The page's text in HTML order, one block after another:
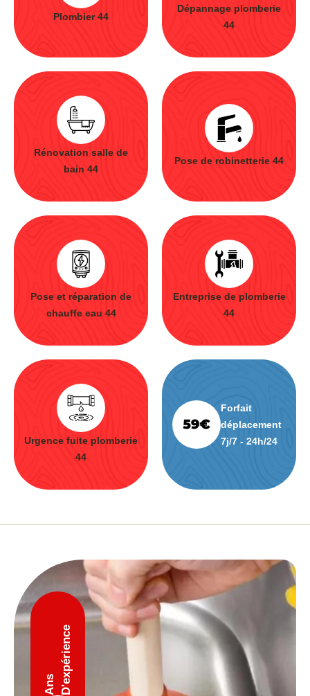
Plombier 44
Dépannage plomberie
44
Rénovation salle de
bain 44
Pose de robinetterie 44
Pose et réparation de
chauffe eau 44
Entreprise de plomberie
44
Urgence fuite plomberie
44
Forfait
déplacement
7j/7 - 24h/24
Ans D'expérience